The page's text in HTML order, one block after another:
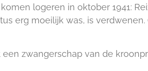
logeren in oktober 1941:
erg moeilijk was, is
zwangerschap van de